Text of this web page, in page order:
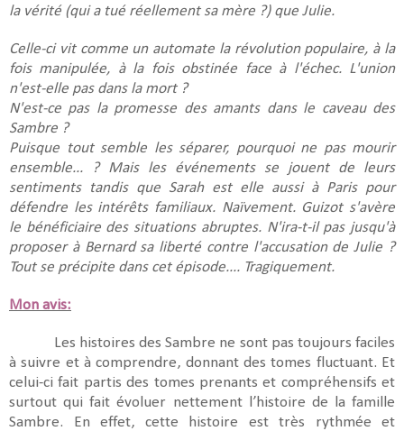
la vérité (qui a tué réellement sa mère ?) que Julie.
Celle-ci vit comme un automate la révolution populaire, à la
fois manipulée, à la fois obstinée face à l'échec. L'union
n'est-elle pas dans la mort ?
N'est-ce pas la promesse des amants dans le caveau des
Sambre ?
Puisque tout semble les séparer, pourquoi ne pas mourir
ensemble... ? Mais les événements se jouent de leurs
sentiments tandis que Sarah est elle aussi à Paris pour
défendre les intérêts familiaux. Naïvement. Guizot s'avère
le bénéficiaire des situations abruptes. N'ira-t-il pas jusqu'à
proposer à Bernard sa liberté contre l'accusation de Julie ?
Tout se précipite dans cet épisode.... Tragiquement.
Mon avis:
Les histoires des Sambre ne sont pas toujours faciles
à suivre et à comprendre, donnant des tomes fluctuant. Et
celui-ci fait partis des tomes prenants et compréhensifs et
surtout qui fait évoluer nettement l’histoire de la famille
Sambre. En effet, cette histoire est très rythmée et